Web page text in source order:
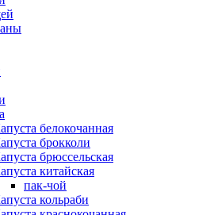
белокочанная
брокколи
брюссельская
китайская
пак-чой
кольраби